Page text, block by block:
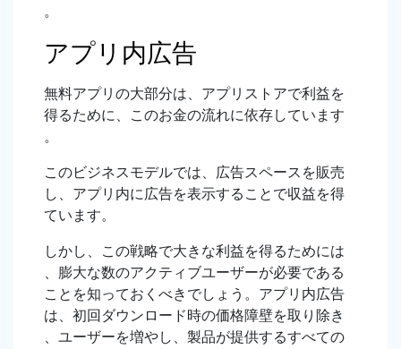
。
アプリ内広告
無料アプリの大部分は、アプリストアで利益を
得るために、このお金の流れに依存しています
。
このビジネスモデルでは、広告スペースを販売
し、アプリ内に広告を表示することで収益を得
ています。
しかし、この戦略で大きな利益を得るためには
、膨大な数のアクティブユーザーが必要である
ことを知っておくべきでしょう。アプリ内広告
は、初回ダウンロード時の価格障壁を取り除き
、ユーザーを増やし、製品が提供するすべての